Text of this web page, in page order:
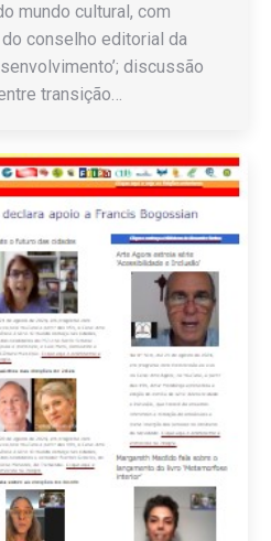
mundo cultural, com
conselho editorial da
discussão
transição…